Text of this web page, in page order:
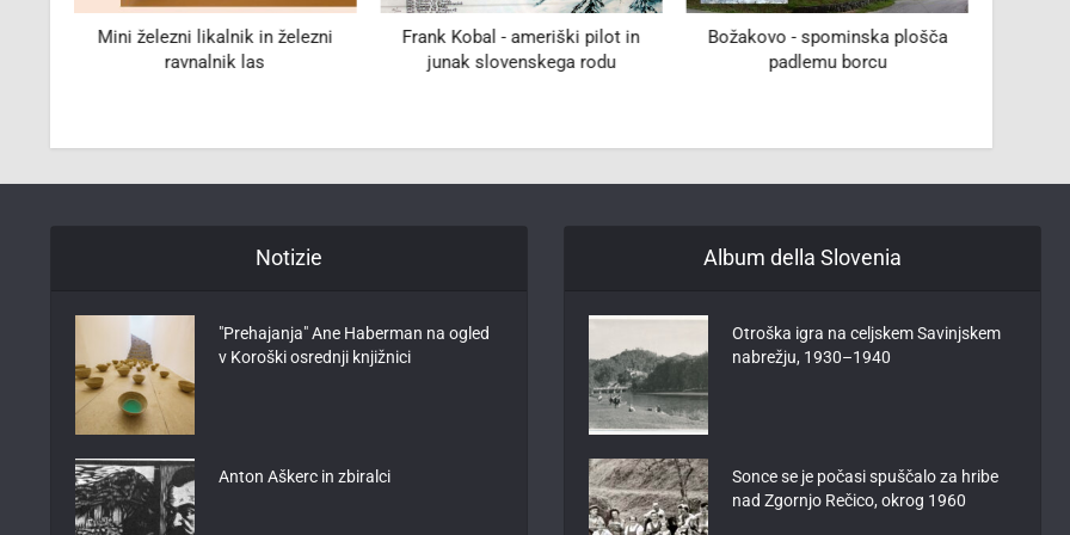
Mini železni likalnik in železni
ravnalnik las
Frank Kobal - ameriški pilot in
junak slovenskega rodu
Božakovo - spominska plošča
padlemu borcu
Notizie
"Prehajanja" Ane Haberman na ogled
v Koroški osrednji knjižnici
Anton Aškerc in zbiralci
Album della Slovenia
Otroška igra na celjskem Savinjskem
nabrežju, 1930–1940
Sonce se je počasi spuščalo za hribe
nad Zgornjo Rečico, okrog 1960